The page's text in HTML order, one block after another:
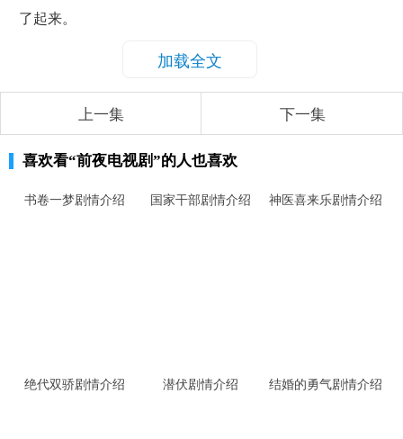
了起来。
加载全文
上一集 下一集
喜欢看“前夜电视剧”的人也喜欢
书卷一梦剧情介绍 国家干部剧情介绍 神医喜来乐剧情介绍
绝代双骄剧情介绍 潜伏剧情介绍 结婚的勇气剧情介绍